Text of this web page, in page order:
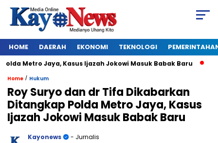
HOME DAERAH EKONOMI TEKNOLOGI
Metro Jaya, Kasus Ijazah Jokowi Masuk Babak Baru
Home / Hukum
Roy Suryo dan dr Tifa Dikabarkan
Ditangkap Polda Metro Jaya, Kasus
Ijazah Jokowi Masuk Babak Baru
Kayonews
- Jurnalis